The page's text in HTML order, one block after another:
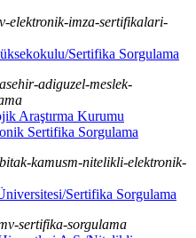
elektronik-imza-sertifikalari-
Sertifika Sorgulama
adiguzel-meslek-
Araştırma Kurumu
Sertifika Sorgulama
kamusm-nitelikli-elektronik-
Sertifika Sorgulama
sertifika-sorgulama